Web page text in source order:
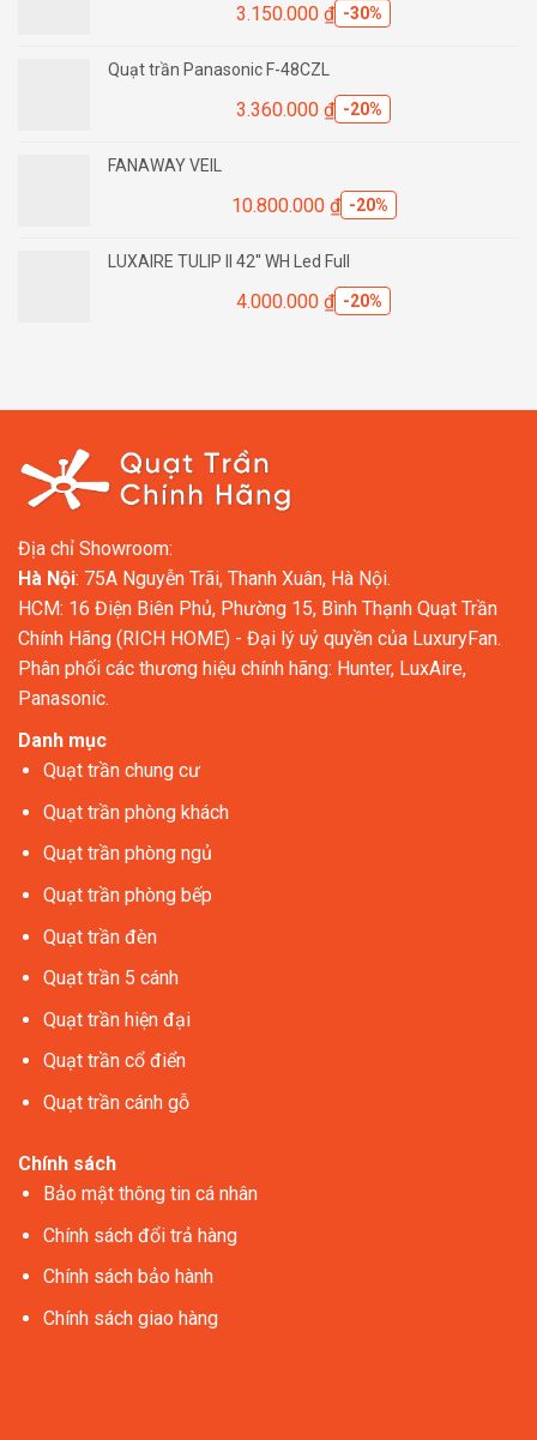
3.150.000 ₫ -30%
Quạt trần Panasonic F-48CZL
3.360.000 ₫ -20%
FANAWAY VEIL
10.800.000 ₫ -20%
LUXAIRE TULIP II 42'' WH Led Full
4.000.000 ₫ -20%
Địa chỉ Showroom:
Hà Nội: 75A Nguyễn Trãi, Thanh Xuân, Hà Nội.
HCM: 16 Điện Biên Phủ, Phường 15, Bình Thạnh Quạt Trần
Chính Hãng (RICH HOME) - Đại lý uỷ quyền của LuxuryFan.
Phân phối các thương hiệu chính hãng: Hunter, LuxAire,
Panasonic.
Danh mục
Quạt trần chung cư
Quạt trần phòng khách
Quạt trần phòng ngủ
Quạt trần phòng bếp
Quạt trần đèn
Quạt trần 5 cánh
Quạt trần hiện đại
Quạt trần cổ điển
Quạt trần cánh gỗ
Chính sách
Bảo mật thông tin cá nhân
Chính sách đổi trả hàng
Chính sách bảo hành
Chính sách giao hàng